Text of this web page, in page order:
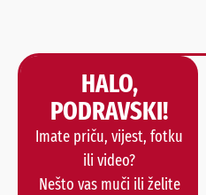
HALO,
PODRAVSKI!
Imate priču, vijest, fotku
ili video?
Nešto vas muči ili želite